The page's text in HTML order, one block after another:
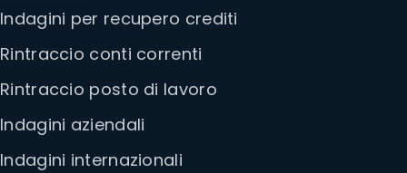
Indagini per recupero crediti
Rintraccio conti correnti
Rintraccio posto di lavoro
Indagini aziendali
Indagini internazionali